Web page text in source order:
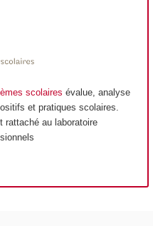
scolaires évalue, analyse
et pratiques scolaires.
rattaché au laboratoire